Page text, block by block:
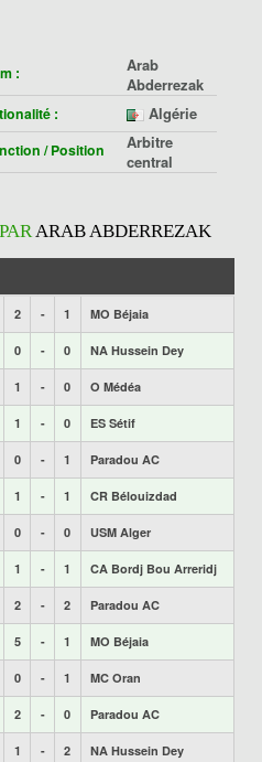
:
Arab
Abderrezak
: Algérie
/ Position
Arbitre
central
ARAB ABDERREZAK
2 - 1 MO Béjaia
0 - 0 NA Hussein Dey
1 - 0 O Médéa
1 - 0 ES Sétif
0 - 1 Paradou AC
1 - 1 CR Bélouizdad
0 - 0 USM Alger
1 - 1 CA Bordj Bou Arreridj
2 - 2 Paradou AC
5 - 1 MO Béjaia
0 - 1 MC Oran
2 - 0 Paradou AC
1 - 2 NA Hussein Dey